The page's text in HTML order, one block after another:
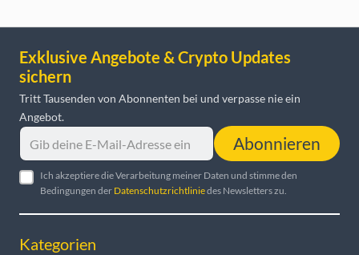
Exklusive Angebote & Crypto Updates
sichern
Tritt Tausenden von Abonnenten bei und verpasse nie ein
Angebot.
Abonnieren
Ich akzeptiere die Verarbeitung meiner Daten und stimme den
Bedingungen der Datenschutzrichtliniedes Newsletters zu.
Kategorien